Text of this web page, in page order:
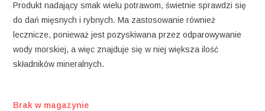
Produkt nadający smak wielu potrawom, świetnie sprawdzi się
do dań mięsnych i rybnych. Ma zastosowanie również
lecznicze, ponieważ jest pozyskiwana przez odparowywanie
wody morskiej, a więc znajduje się w niej większa ilość
składników mineralnych.
Brak w magazynie